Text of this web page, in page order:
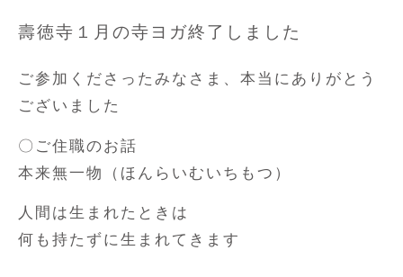
壽徳寺１月の寺ヨガ終了しました
ご参加くださったみなさま、本当にありがとう
ございました
〇ご住職のお話
本来無一物（ほんらいむいちもつ）
人間は生まれたときは
何も持たずに生まれてきます